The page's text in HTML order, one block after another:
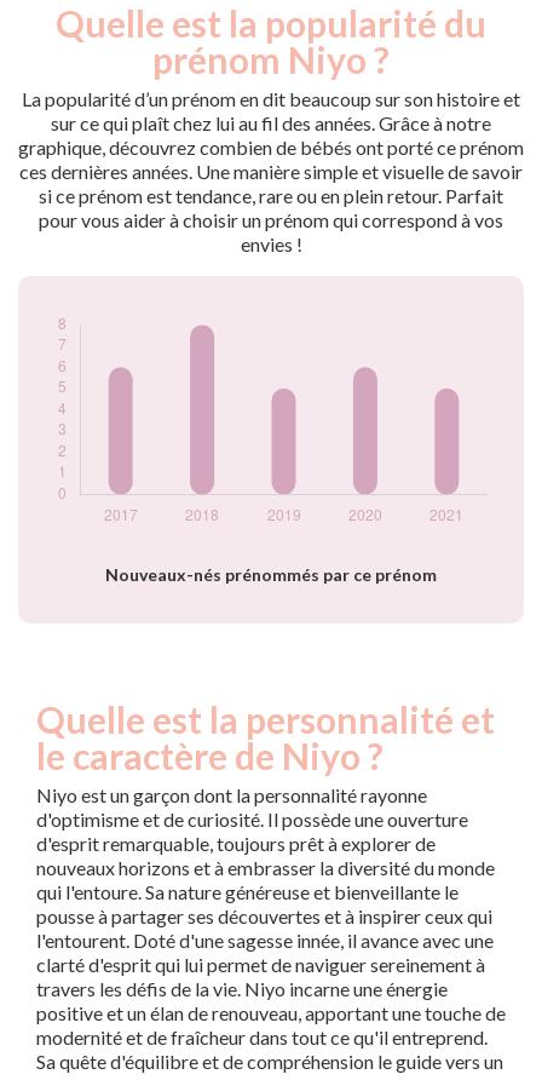
Quelle est la popularité du
prénom Niyo ?
La popularité d’un prénom en dit beaucoup sur son histoire et
sur ce qui plaît chez lui au fil des années. Grâce à notre
graphique, découvrez combien de bébés ont porté ce prénom
ces dernières années. Une manière simple et visuelle de savoir
si ce prénom est tendance, rare ou en plein retour. Parfait
pour vous aider à choisir un prénom qui correspond à vos
envies !
Nouveaux-nés prénommés par ce prénom
Popularité du
Année
Nouveaux-
nés
2018
8
2019
5
2020
6
2021
5
Quelle est la personnalité et
le caractère de Niyo ?
Niyo est un garçon dont la personnalité rayonne
d'optimisme et de curiosité. Il possède une ouverture
d'esprit remarquable, toujours prêt à explorer de
nouveaux horizons et à embrasser la diversité du monde
qui l'entoure. Sa nature généreuse et bienveillante le
pousse à partager ses découvertes et à inspirer ceux qui
l'entourent. Doté d'une sagesse innée, il avance avec une
clarté d'esprit qui lui permet de naviguer sereinement à
travers les défis de la vie. Niyo incarne une énergie
positive et un élan de renouveau, apportant une touche de
modernité et de fraîcheur dans tout ce qu'il entreprend.
Sa quête d'équilibre et de compréhension le guide vers un